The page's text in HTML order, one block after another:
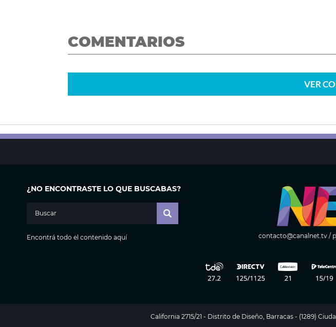
COMENTARIOS
VER
¿NO ENCONTRASTE LO QUE BUSCABAS?
Encontrá todo el contenido aquí contacto@canalnet.tv/
California 2715/21 - Distrito de Diseño, Barracas - (1289)